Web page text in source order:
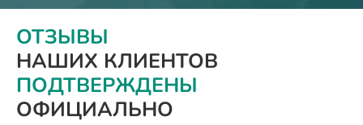
ОТЗЫВЫ
НАШИХ КЛИЕНТОВ
ПОДТВЕРЖДЕНЫ
ОФИЦИАЛЬНО